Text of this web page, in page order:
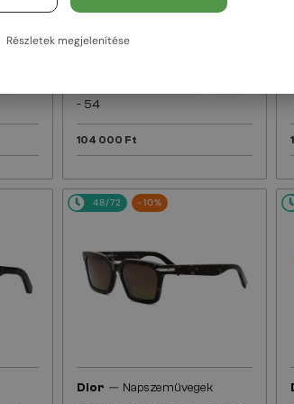
- 54
104 000 Ft
48/72 -10%
Dior — Napszemüvegek
Részletek megjelenítése